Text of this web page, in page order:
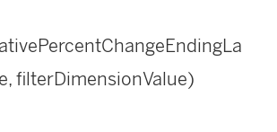
filterDimensionValue)